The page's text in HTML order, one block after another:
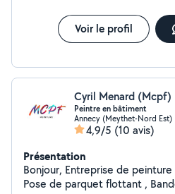
Voir le profil
Cyril Menard (Mcpf)
Peintre en bâtiment
Annecy (Meythet-Nord Est)
4,9/5 (10 avis)
Présentation
Bonjour, Entreprise de
Pose de parquet flottant , Bandes à joint